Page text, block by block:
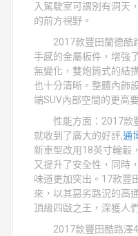
入駕駛室可謂別有洞天
的前方視野。
2017款豐田蘭德酷
手感的金屬板件，增強
無變化，雙炮筒式的結
也十分清晰。整體內飾
端SUV內部空間的更高
性能方面：2017款
就收到了廣大的好評,通
新車型改用18英寸輪轂
又提升了安全性，同時
味道更加突出。17款豐
來，以其惡劣路況的高
頂級四敺之王，深獲人
2017款豐田酷路澤